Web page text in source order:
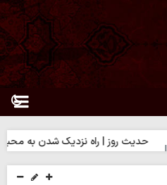
حدیث روز | راه نزدیک شدن به محبت